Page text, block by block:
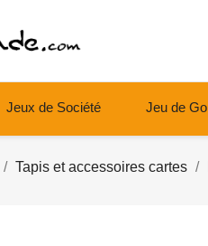
Jeux de Société Jeu de Go
Tapis et accessoires cartes